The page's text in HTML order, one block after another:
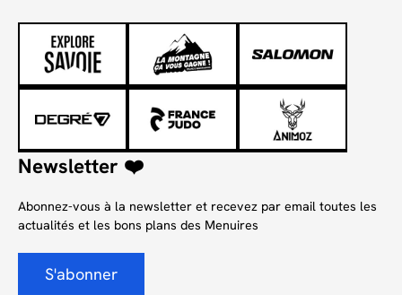
Newsletter ❤️
Abonnez-vous à la newsletter et recevez par email toutes les
actualités et les bons plans des Menuires
S'abonner